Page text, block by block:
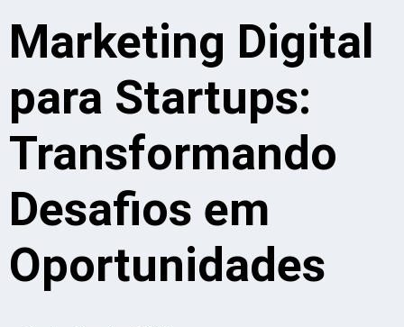
Marketing Digital
para Startups:
Transformando
Desafios em
Oportunidades